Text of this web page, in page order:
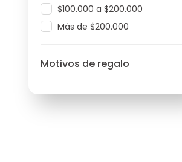
$100.000 a $200.000
Más de $200.000
Motivos de regalo